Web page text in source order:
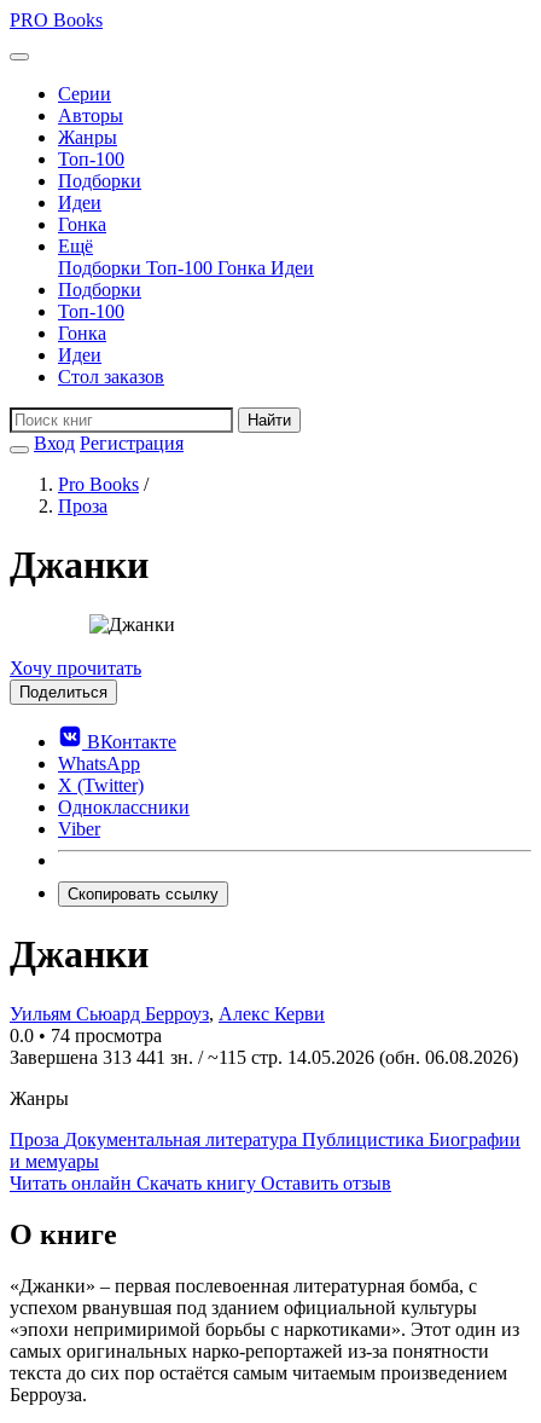
PRO Books
Серии
Авторы
Жанры
Топ-100
Подборки
Идеи
Гонка
Ещё
Подборки Топ-100 Гонка Идеи
Подборки
Топ-100
Гонка
Идеи
Стол заказов
Найти
Вход Регистрация
Pro Books /
Проза
Джанки
Хочу прочитать
Поделиться
ВКонтакте
WhatsApp
X (Twitter)
Одноклассники
Viber
Скопировать ссылку
Джанки
Уильям Сьюард Берроуз, Алекс Керви
0.0 • 74 просмотра
Завершена 313 441 зн. / ~115 стр. 14.05.2026 (обн. 06.08.2026)
Жанры
Проза Документальная литература Публицистика Биографии
и мемуары
Читать онлайн Скачать книгу Оставить отзыв
О книге
«Джанки» – первая послевоенная литературная бомба, с
успехом рванувшая под зданием официальной культуры
«эпохи непримиримой борьбы с наркотиками». Этот один из
самых оригинальных нарко-репортажей из-за понятности
текста до сих пор остаётся самым читаемым произведением
Берроуза.